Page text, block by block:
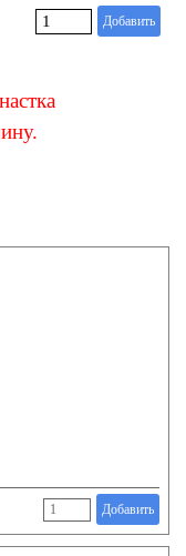
Добавить
.
Добавить